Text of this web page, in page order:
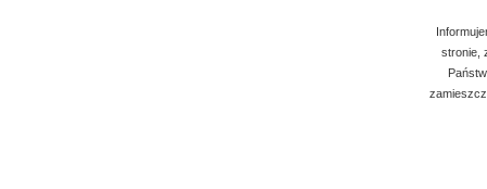
stronie,